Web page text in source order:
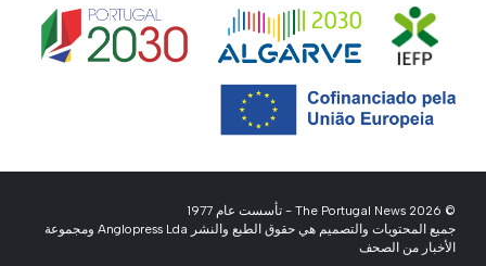
© 2026 The Portugal News - تأسست عام 1977
جميع المحتويات والتصميم هي حقوق الطبع والنشر Anglopress Lda ومجموعة
الأخبار من الصحف